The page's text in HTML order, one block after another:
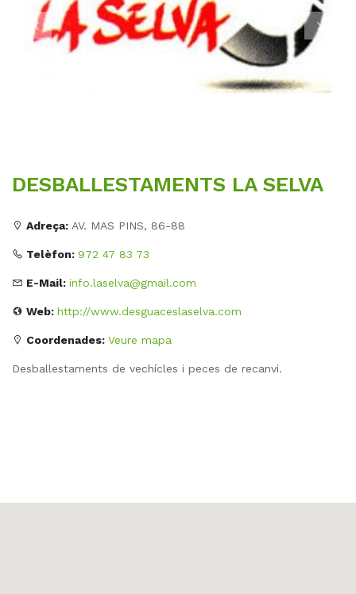
DESBALLESTAMENTS LA SELVA
Adreça: AV. MAS PINS, 86-88
Telèfon: 972 47 83 73
E-Mail: info.laselva@gmail.com
Web: http://www.desguaceslaselva.com
Coordenades: Veure mapa
Desballestaments de vechícles i peces de recanvi.